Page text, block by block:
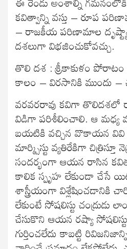
కవిత్వాన్ని వస్తు – రూప
– రాజకీయ పరిణామాల దృష్ట్యా
దశలుగా విభజించుకోవచ్చు.
తొలి దశ : శ్రీకాకుళం
కాలం – విరసానికి ముందు –
వరవరరావు కవిగా
విడిగా పరిశీలించాలి. ఆ మధ్య
బయటికి వచ్చిన వొకాయన వివి
మార్క్సిస్టు వ్యతిరేకిగా
సందర్భంగా ఆయన రాసిన
కాలిక స్పృహ లేకుండా చేసే
శాస్త్రీయంగా విశ్లేషించడానికి
లేకుంటే సోషలిస్టు చంద్రుడు
చేసుకొని ఆయన రష్యా
గుర్తించలేదు కాబట్టి